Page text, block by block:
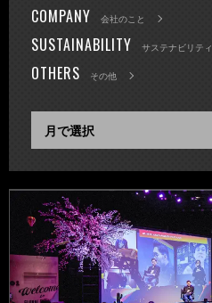
COMPANY 会社のこと
SUSTAINABILITY サステナビリティ
OTHERS その他